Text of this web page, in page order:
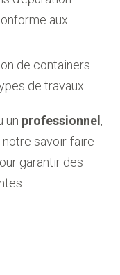
aux
de containers
de travaux.
un professionnel ,
savoir-faire
garantir des